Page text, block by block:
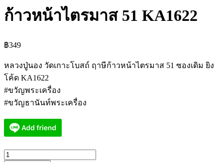
ก้าวหน้าไตรมาส 51 KA1622
฿349
หลวงปู่นอง วัดเกาะโบสถ์ ฤาษีก้าวหน้าไตรมาส 51 ซองเดิม ยิง
โค้ด KA1622
#ขวัญพระเครื่อง
#ขวัญธานันท์พระเครื่อง
จำนวน